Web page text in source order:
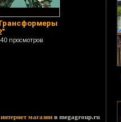
просмотров
магазин в megagroup.ru